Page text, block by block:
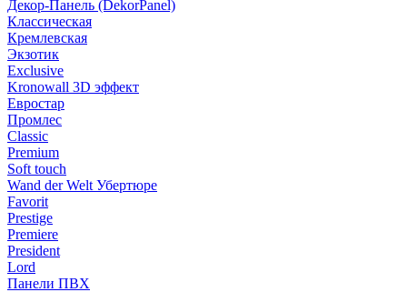
Декор-Панель (DekorPanel)
Классическая
Кремлевская
Экзотик
Exclusive
Kronowall 3D эффект
Евростар
Промлес
Classic
Premium
Soft touch
Wand der Welt Убертюре
Favorit
Prestige
Premiere
President
Lord
Панели ПВХ